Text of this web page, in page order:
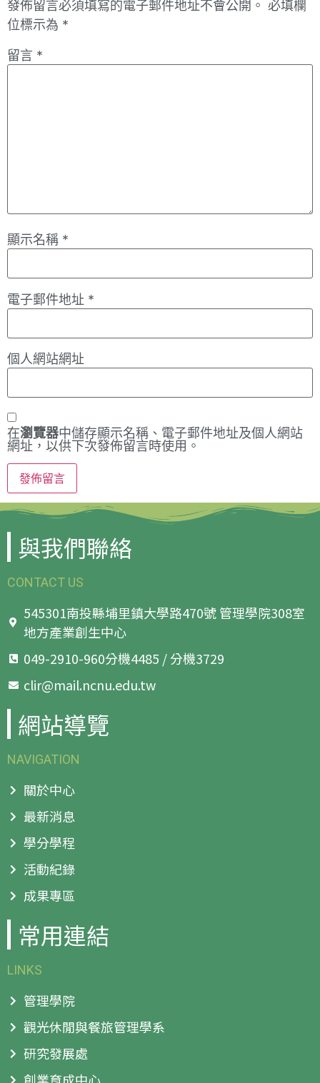
發佈留言必須填寫的電子郵件地址不會公開。 必填欄
位標示為 *
留言 *
顯示名稱 *
電子郵件地址 *
個人網站網址
在瀏覽器中儲存顯示名稱、電子郵件地址及個人網站
網址，以供下次發佈留言時使用。
與我們聯絡
CONTACT US
545301南投縣埔里鎮大學路470號 管理學院308室
地方產業創生中心
049-2910-960分機4485 / 分機3729
clir@mail.ncnu.edu.tw
網站導覽
NAVIGATION
關於中心
最新消息
學分學程
活動紀錄
成果專區
常用連結
LINKS
管理學院
觀光休閒與餐旅管理學系
研究發展處